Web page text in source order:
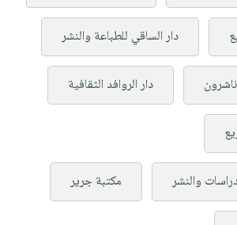
دار الساقي للطباعة والنشر
ناشرون دار الروافد الثقافية
والنشر مكتبة جرير